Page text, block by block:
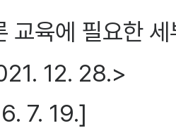
교육에 필요한
12. 28.>
7. 19.]